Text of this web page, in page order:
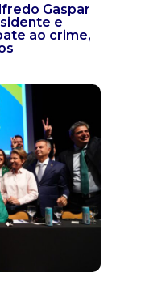
Gaspar
e
ao crime,